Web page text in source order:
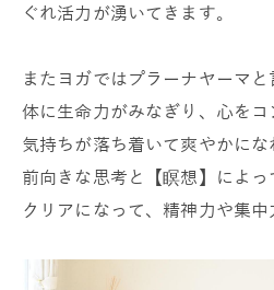
ぐれ活力が湧いてきます。
またヨガではプラーナヤーマ
体に生命力がみなぎり、心を
気持ちが落ち着いて爽やかにな
前向きな思考と【瞑想】によ
クリアになって、精神力や集中